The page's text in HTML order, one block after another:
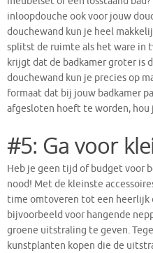
inloopdouche ook voor jouw
douchewand kun je heel
splitst de ruimte als het ware in
krijgt dat de badkamer groter is
douchewand kun je precies op
formaat dat bij jouw badkamer
afgesloten hoeft te worden,
#5: Ga voor
Heb je geen tijd of budget voor
nood! Met de kleinste
time omtoveren tot een heerlijk
bijvoorbeeld voor hangende
groene uitstraling te geven.
kunstplanten kopen die de